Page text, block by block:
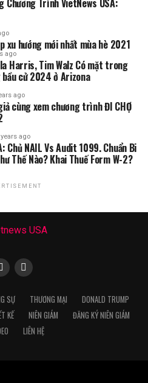
Chương Trình VietNews USA:
xu hướng mới nhất mùa hè 2021
ago
Harris, Tim Walz Có mặt trong
bầu cử 2024 ở Arizona
ago
cùng xem chương trình ĐI CHỢ
years ago
Chủ NAIL Vs Audit 1099. Chuẩn Bi
Thế Nào? Khai Thuế Form W-2?
SỰ THƯƠNG MẠI
DONALD TRUMP
KẾ NIÊN GIÁM
ĐĂNG KÝ NIÊN GIÁM
LIÊN HỆ